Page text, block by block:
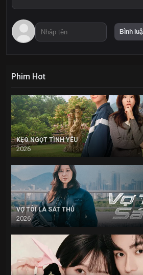
Phim Hot
KẸO NGỌT TÌNH YÊU
2026
VỢ TÔI LÀ SÁT THỦ
2026